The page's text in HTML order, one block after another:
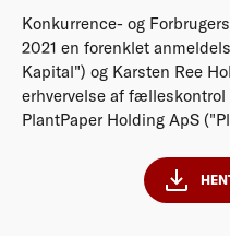
Konkurrence- og
2021 en forenklet
Kapital") og Karsten Ree
erhvervelse af
PlantPaper Holding ApS